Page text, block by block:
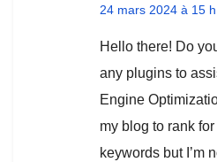
24 mars 2024 à 15
Hello there! Do
any plugins to
Engine
my blog to rank
keywords but I’m